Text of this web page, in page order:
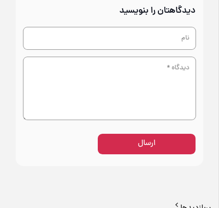
دیدگاهتان را بنویسید
ارسال